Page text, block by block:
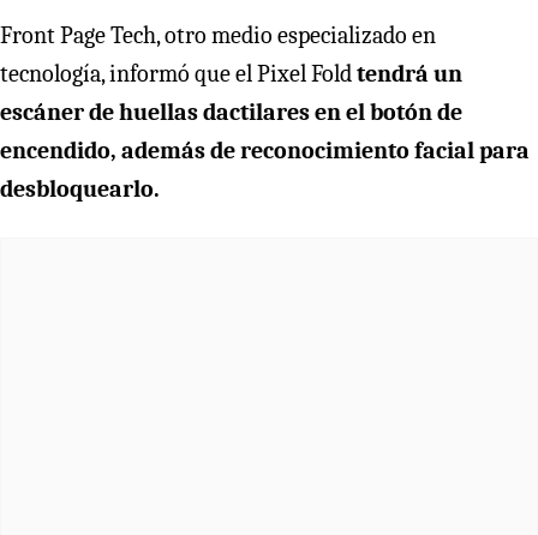
Front Page Tech, otro medio especializado en
tecnología, informó que el Pixel Foldtendrá un
escáner de huellas dactilares en el botón de
encendido, además de reconocimiento facial para
desbloquearlo.